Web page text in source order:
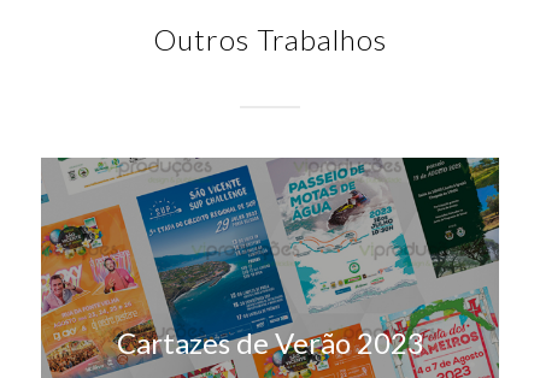
Outros Trabalhos
Cartazes de Verão 2023